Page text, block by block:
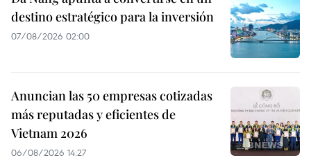
destino estratégico para la inversión
07/08/2026 02:00
Anuncian las 50 empresas cotizadas
más reputadas y eficientes de
Vietnam 2026
06/08/2026 14:27